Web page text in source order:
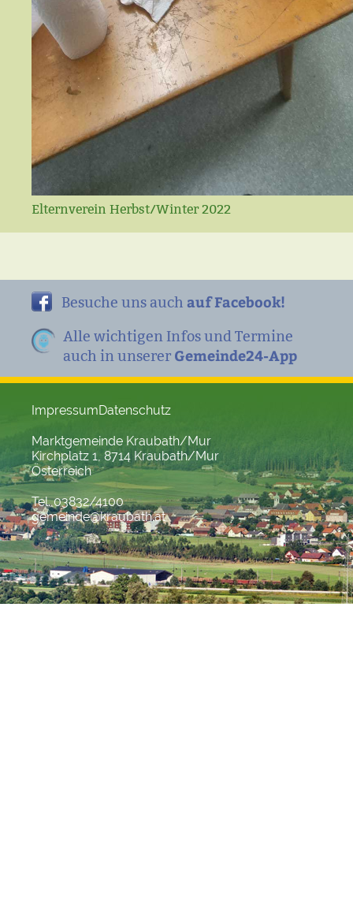
Elternverein Herbst/Winter 2022
Besuche uns auch auf Facebook!
Alle wichtigen Infos und Termine
auch in unserer Gemeinde24-App
ImpressumDatenschutz
Marktgemeinde Kraubath/Mur
Kirchplatz 1, 8714 Kraubath/Mur
Österreich
Tel. 03832/4100
gemeinde@kraubath.at